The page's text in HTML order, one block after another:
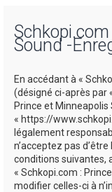
Sound -
En accédant à «
(désigné ci-après par
Prince et Minneapolis
« https://
légalement
n’acceptez pas
conditions suivantes,
« Schkopi.com :
modifier celles-ci à